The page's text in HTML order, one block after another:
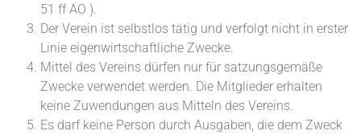
51 ff AO ).
Der Verein ist selbstlos tätig und verfolgt nicht in erster
Linie eigenwirtschaftliche Zwecke.
Mittel des Vereins dürfen nur für satzungsgemäße
Zwecke verwendet werden. Die Mitglieder erhalten
keine Zuwendungen aus Mitteln des Vereins.
Es darf keine Person durch Ausgaben, die dem Zweck